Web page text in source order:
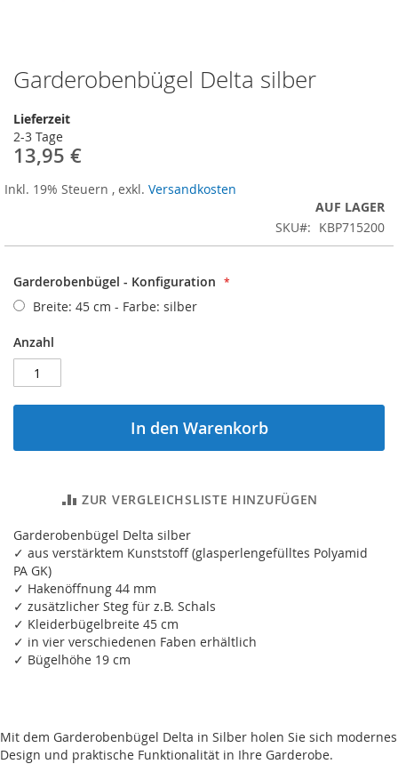
Garderobenbügel Delta silber
Lieferzeit
2-3 Tage
13,95 €
Inkl. 19% Steuern , exkl. Versandkosten
AUF LAGER
SKU
KBP715200
Garderobenbügel - Konfiguration
Breite: 45 cm - Farbe: silber
Anzahl
In den Warenkorb
ZUR VERGLEICHSLISTE HINZUFÜGEN
Garderobenbügel Delta silber
✓ aus verstärktem Kunststoff (glasperlengefülltes Polyamid
PA GK)
✓ Hakenöffnung 44 mm
✓ zusätzlicher Steg für z.B. Schals
✓ Kleiderbügelbreite 45 cm
✓ in vier verschiedenen Faben erhältlich
✓ Bügelhöhe 19 cm
Zum
Anfang
der
Bildergalerie
springen
Mit dem Garderobenbügel Delta in Silber holen Sie sich modernes
Design und praktische Funktionalität in Ihre Garderobe.